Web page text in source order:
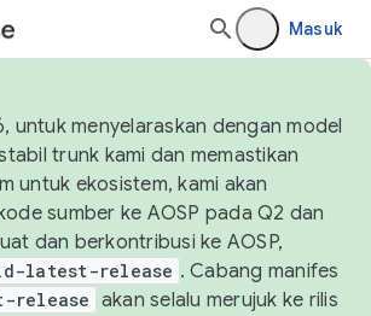
Masuk
untuk menyelaraskan dengan model
trunk kami dan memastikan
untuk ekosistem, kami akan
sumber ke AOSP pada Q2 dan
dan berkontribusi ke AOSP,
latest-release . Cabang manifes
release akan selalu merujuk ke rilis